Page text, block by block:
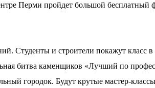
Перми пройдет большой бесплатный
Студенты и строители покажут класс
битва каменщиков «Лучший по
городок. Будут крутые мастер-